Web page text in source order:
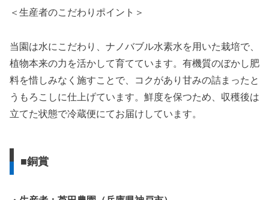
＜生産者のこだわりポイント＞
当園は水にこだわり、ナノバブル水素水を用いた栽培で、
植物本来の力を活かして育てています。有機質のぼかし肥
料を惜しみなく施すことで、コクがあり甘みの詰まったと
うもろこしに仕上げています。鮮度を保つため、収穫後は
立てた状態で冷蔵便にてお届けしています。
■銅賞